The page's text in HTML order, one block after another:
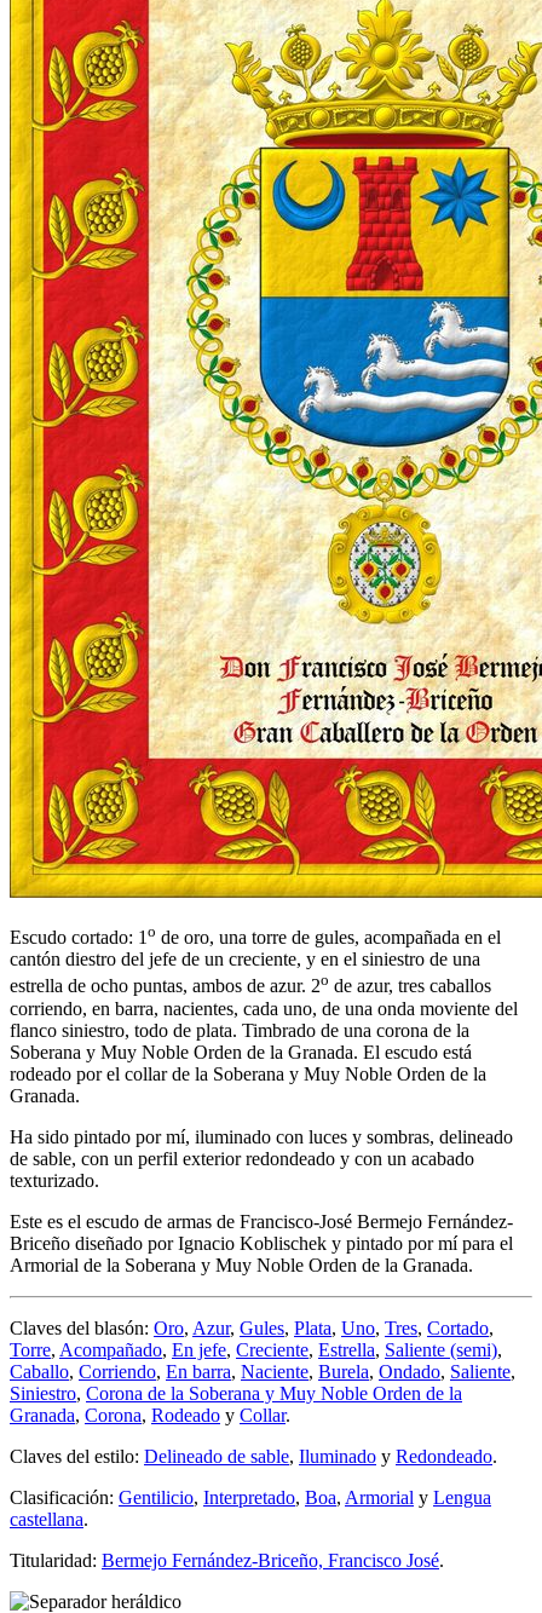
Escudo cortado: 1 o de oro, una torre de gules, acompañada en el
cantón diestro del jefe de un creciente, y en el siniestro de una
estrella de ocho puntas, ambos de azur. 2o de azur, tres caballos
corriendo, en barra, nacientes, cada uno, de una onda moviente del
flanco siniestro, todo de plata. Timbrado de una corona de la
Soberana y Muy Noble Orden de la Granada. El escudo está
rodeado por el collar de la Soberana y Muy Noble Orden de la
Granada.
Ha sido pintado por mí, iluminado con luces y sombras, delineado
de sable, con un perfil exterior redondeado y con un acabado
texturizado.
Este es el escudo de armas de Francisco-José Bermejo Fernández-
Briceño diseñado por Ignacio Koblischek y pintado por mí para el
Armorial de la Soberana y Muy Noble Orden de la Granada.
Claves del blasón: Oro, Azur, Gules, Plata, Uno, Tres, Cortado,
Torre, Acompañado, En jefe, Creciente, Estrella, Saliente (semi),
Caballo, Corriendo, En barra, Naciente, Burela, Ondado, Saliente,
Siniestro, Corona de la Soberana y Muy Noble Orden de la
Granada, Corona, Rodeado y Collar.
Claves del estilo: Delineado de sable, Iluminado y Redondeado.
Clasificación: Gentilicio, Interpretado, Boa, Armorial y Lengua
castellana.
Titularidad: Bermejo Fernández-Briceño, Francisco José.